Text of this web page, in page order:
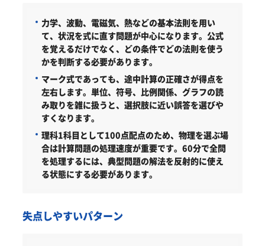
力学、波動、電磁気、熱などの基本法則を用い
て、状況を式に直す問題が中心になります。公式
を覚えるだけでなく、どの条件でどの法則を使う
かを判断する必要があります。
マーク式であっても、途中計算の正確さが得点を
左右します。単位、符号、比例関係、グラフの読
み取りを雑に扱うと、選択肢に近い誤答を選びや
すくなります。
理科1科目として100点配点のため、物理を選ぶ場
合は計算問題の処理速度が重要です。60分で全問
を処理するには、典型問題の解法を反射的に使え
る状態にする必要があります。
失点しやすいパターン